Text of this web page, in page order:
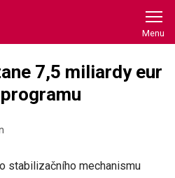
7,5 miliardy eur
stabilizačního mechanismu